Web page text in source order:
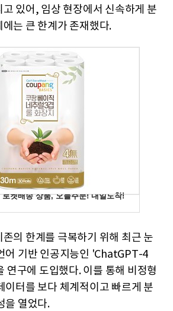
있어, 임상 현장에서 신속하게 분
는 큰 한계가 존재했다.
의 한계를 극복하기 위해 최근 눈
어 기반 인공지능인 'ChatGPT-4
구에 도입했다. 이를 통해 비정형
이터를 보다 체계적이고 빠르게 분
을 열었다.